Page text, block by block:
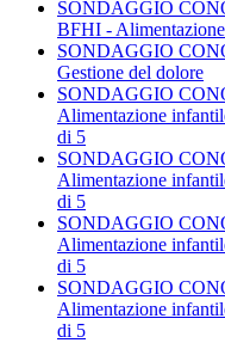
SONDAGGIO
BFHI -
SONDAGGIO
Gestione del dolore
SONDAGGIO
Alimentazione
di 5
SONDAGGIO
Alimentazione
di 5
SONDAGGIO
Alimentazione
di 5
SONDAGGIO
Alimentazione
di 5